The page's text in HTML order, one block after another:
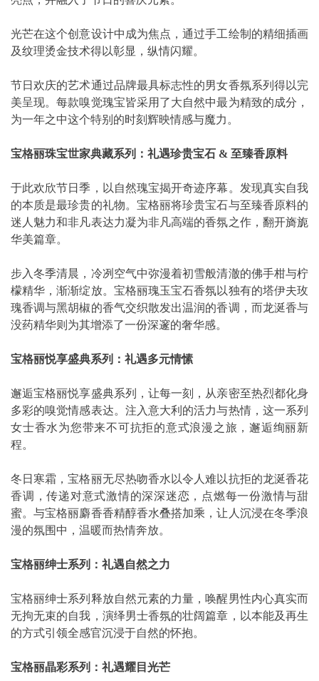
光芒在这个创意设计中成为焦点，通过手工绘制的精细插画
及纹理烫金技术得以彰显，纵情闪耀。
节日欢庆的艺术通过品牌最具标志性的男女香氛系列得以完
美呈现。每款嗅觉瑰宝皆采用了大自然中最为精致的成分，
为一年之中这个特别的时刻辉映情感与魔力。
宝格丽珠宝世家典藏系列：礼遇珍贵宝石 & 至臻香原料
于此欢欣节日季，以自然瑰宝揭开奇迹序幕。发现真实自我
的本质是最珍贵的礼物。宝格丽将珍贵宝石与至臻香原料的
迷人魅力和非凡表达力凝为非凡高端的香氛之作，翻开旖旎
华美篇章。
步入冬季清晨，冷冽空气中弥漫着初雪般清澈的佛手柑与柠
檬精华，渐渐绽放。宝格丽瑰玉宝石香氛以独有的塔伊夫玫
瑰香调与黑胡椒的香气交织散发出温润的香调，而龙涎香与
没药精华则为其增添了一份深邃的奢华感。
宝格丽悦享盛典系列：礼遇多元情愫
邂逅宝格丽悦享盛典系列，让每一刻，从亲密至热烈都化身
多彩的嗅觉情感表达。注入意大利的活力与热情，这一系列
女士香水为您带来不可抗拒的意式浪漫之旅，邂逅绚丽新
程。
冬日寒霜，宝格丽无尽热吻香水以令人难以抗拒的龙涎香花
香调，传递对意式激情的深深迷恋，点燃每一份激情与甜
蜜。与宝格丽麝香香精醇香水叠搭加乘，让人沉浸在冬季浪
漫的氛围中，温暖而热情奔放。
宝格丽绅士系列：礼遇自然之力
宝格丽绅士系列释放自然元素的力量，唤醒男性内心真实而
无拘无束的自我，演绎男士香氛的壮阔篇章，以本能及再生
的方式引领全感官沉浸于自然的怀抱。
宝格丽晶彩系列：礼遇耀目光芒